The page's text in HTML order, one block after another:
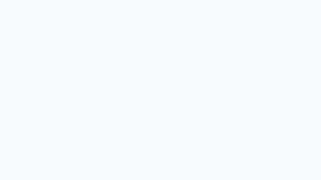
odontológico com um
criando sorrisos bonitos e